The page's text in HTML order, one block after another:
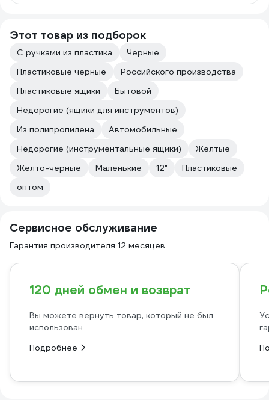
Этот товар из подборок
С ручками из пластика
Черные
Пластиковые черные
Российского производства
Пластиковые ящики
Бытовой
Недорогие (ящики для инструментов)
Из полипропилена
Автомобильные
Недорогие (инструментальные ящики)
Желтые
Желто-черные
Маленькие 12"
Пластиковые
оптом
Сервисное обслуживание
Гарантия производителя 12 месяцев
120 дней обмен и возврат
Вы можете вернуть товар, который не был
использован
Подробнее